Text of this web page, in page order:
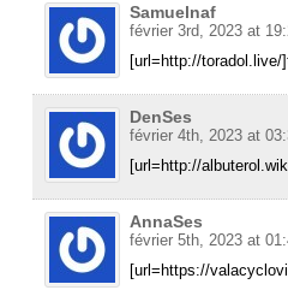
Samuelnaf
février 3rd, 2023 at
[url=http://
DenSes
février 4th, 2023 at
[url=http://
AnnaSes
février 5th, 2023 at
[url=https://